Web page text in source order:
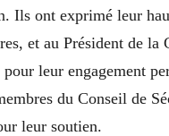
Ils ont exprimé leur
et au Président de
leur engagement
du Conseil de
leur soutien.